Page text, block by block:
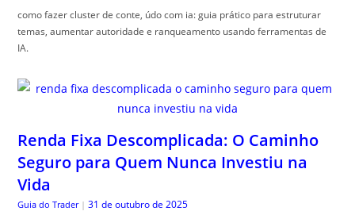
como fazer cluster de conte, údo com ia: guia prático para estruturar
temas, aumentar autoridade e ranqueamento usando ferramentas de
IA.
Renda Fixa Descomplicada: O Caminho
Seguro para Quem Nunca Investiu na
Vida
Guia do Trader | 31 de outubro de 2025